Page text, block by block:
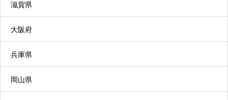
特定施設入居者生活介護
有料老人ホームなどに入居している高齢者が、日
常生活上の支援や介護サービスを利用できます。
滋賀県
大阪府
兵庫県
岡山県